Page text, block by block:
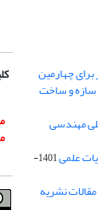
چهارمین
و ساخت
مهندسی
علمی
1401-
نشریه